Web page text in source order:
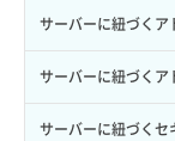
ロールからパーミッ
ロールにパーミッ
ロール一覧取得
ボリュームタイプ詳
ボリューム一覧取得
ボリューム作成
サーバーに紐づくア
サーバーに紐づくア
サーバーに紐づく